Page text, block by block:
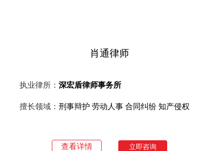
肖通律师
执业律所： 深宏盾律师事务所
擅长领域： 刑事辩护 劳动人事 合同纠纷 知产侵权
查看详情 立即咨询